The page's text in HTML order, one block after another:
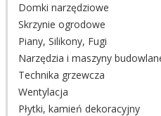
Domki narzędziowe
Skrzynie ogrodowe
Piany, Silikony, Fugi
Narzędzia i maszyny
Technika grzewcza
Wentylacja
Płytki, kamień dekoracyjny